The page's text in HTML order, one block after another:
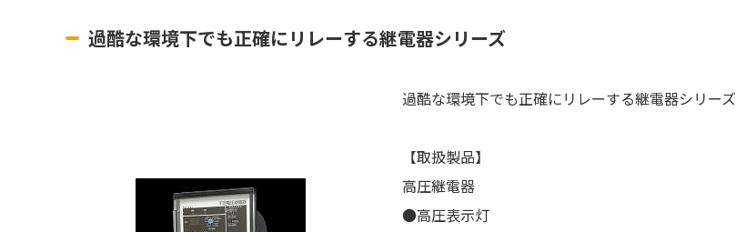
過酷な環境下でも正確にリレーする継電器シリーズ
過酷な環境下でも正確にリレーする継電器シリーズ
【取扱製品】
高圧継電器
●高圧表示灯